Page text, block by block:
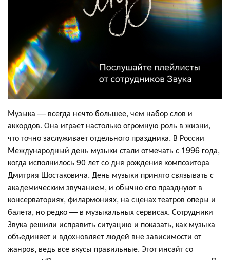
Музыка — всегда нечто большее, чем набор слов и
аккордов. Она играет настолько огромную роль в жизни,
что точно заслуживает отдельного праздника. В России
Международный день музыки стали отмечать с 1996 года,
когда исполнилось 90 лет со дня рождения композитора
Дмитрия Шостаковича. День музыки принято связывать с
академическим звучанием, и обычно его празднуют в
консерваториях, филармониях, на сценах театров оперы и
балета, но редко — в музыкальных сервисах. Сотрудники
Звука решили исправить ситуацию и показать, как музыка
объединяет и вдохновляет людей вне зависимости от
жанров, ведь все вкусы правильные. Этот инсайт со